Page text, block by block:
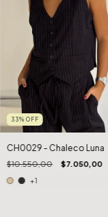
33% OFF
CH0029 - Chaleco Luna
$10.550,00 $7.050,00
+1